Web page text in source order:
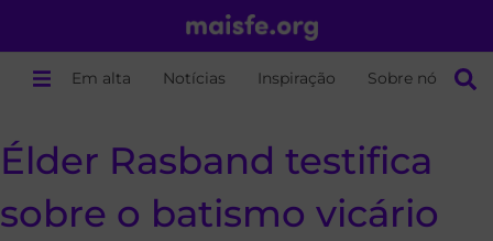
Em alta Notícias Inspiração Sobre nós
Élder Rasband testifica
sobre o batismo vicário